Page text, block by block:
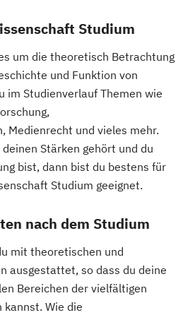
Intelligence
in der
und
Manager*in
A1
A2
B2
C2
(IHK) -
in Bilanzbuchhaltung
Studium
um die theoretisch Betrachtung
und Funktion von
im Studienverlauf Themen wie
Medienrecht und vieles mehr.
Stärken gehört und du
bist, dann bist du bestens für
Studium geeignet.
nach dem Studium
mit theoretischen und
ausgestattet, so dass du deine
Bereichen der vielfältigen
kannst. Wie die